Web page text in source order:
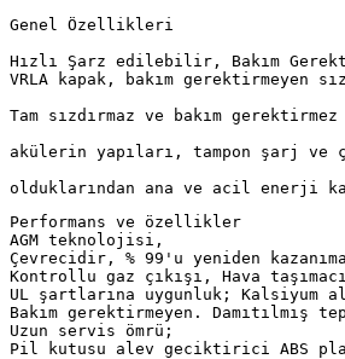
Genel Özellikleri
Hızlı Şarz edilebilir, Bakım
VRLA kapak, bakım
Tam sızdırmaz ve bakım
akülerin yapıları, tampon şarj
olduklarından ana ve acil enerji
Performans ve özellikler
AGM teknolojisi,
Çevrecidir, % 99'u yeniden
Kontrollu gaz çıkışı, Hava
UL şartlarına uygunluk; Kalsiyum
Bakım gerektirmeyen. Damıtılmış
Uzun servis ömrü;
Pil kutusu alev geciktirici ABS